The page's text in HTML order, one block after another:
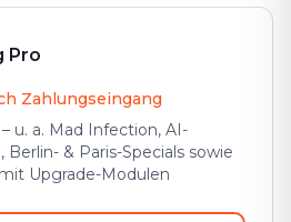
Pro
Zahlungseingang
u. a. Mad Infection, AI-
Berlin- & Paris-Specials sowie
Upgrade-Modulen